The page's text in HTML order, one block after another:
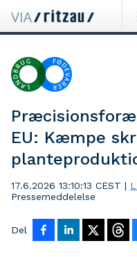
EU: Kæmpe
17.6.2026 13:10:13 CEST |
Pressemeddelelse
Del